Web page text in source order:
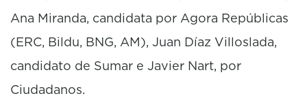
Ana Miranda, candidata por Agora Repúblicas
(ERC, Bildu, BNG, AM), Juan Díaz Villoslada,
candidato de Sumar e Javier Nart, por
Ciudadanos.